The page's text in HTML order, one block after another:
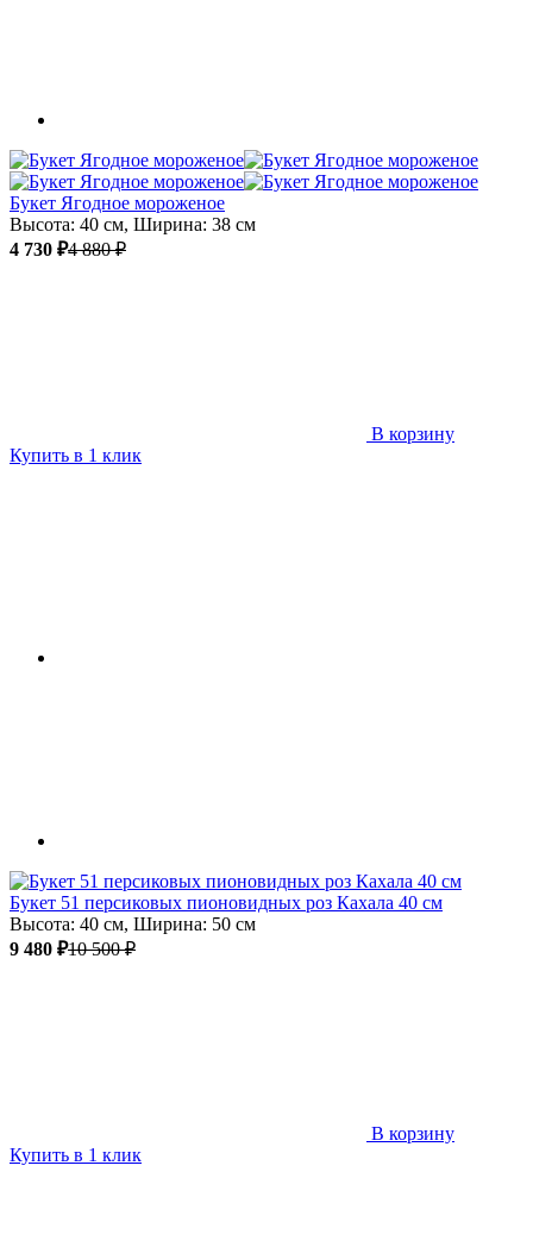
Букет Ягодное мороженое
Высота: 40 см, Ширина: 38 см
4 730 ₽4 880 ₽
В корзину
Купить в 1 клик
Букет 51 персиковых пионовидных роз Кахала 40 см
Высота: 40 см, Ширина: 50 см
9 480 ₽10 500 ₽
В корзину
Купить в 1 клик